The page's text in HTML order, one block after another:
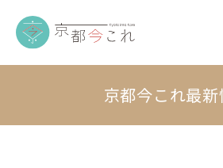
京都今これ最新